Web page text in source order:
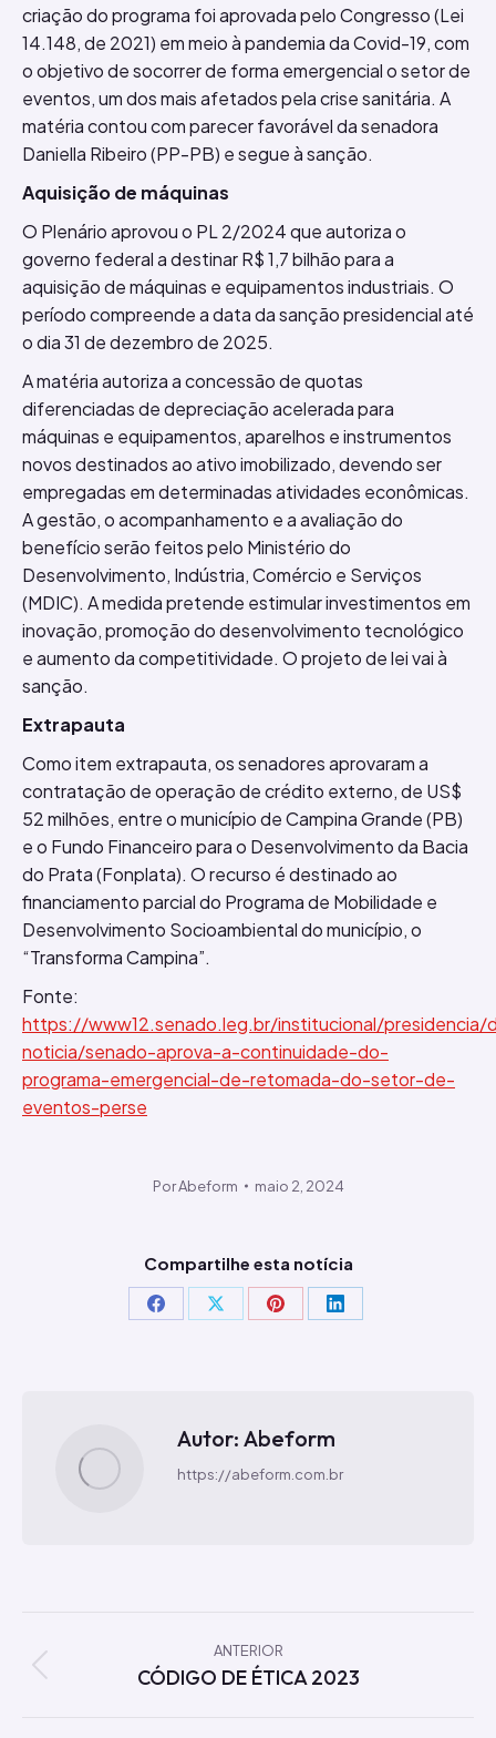
criação do programa foi aprovada pelo Congresso (Lei
14.148, de 2021) em meio à pandemia da Covid-19, com
o objetivo de socorrer de forma emergencial o setor de
eventos, um dos mais afetados pela crise sanitária. A
matéria contou com parecer favorável da senadora
Daniella Ribeiro (PP-PB) e segue à sanção.
Aquisição de máquinas
O Plenário aprovou o PL 2/2024 que autoriza o
governo federal a destinar R$ 1,7 bilhão para a
aquisição de máquinas e equipamentos industriais. O
período compreende a data da sanção presidencial até
o dia 31 de dezembro de 2025.
A matéria autoriza a concessão de quotas
diferenciadas de depreciação acelerada para
máquinas e equipamentos, aparelhos e instrumentos
novos destinados ao ativo imobilizado, devendo ser
empregadas em determinadas atividades econômicas.
A gestão, o acompanhamento e a avaliação do
benefício serão feitos pelo Ministério do
Desenvolvimento, Indústria, Comércio e Serviços
(MDIC). A medida pretende estimular investimentos em
inovação, promoção do desenvolvimento tecnológico
e aumento da competitividade. O projeto de lei vai à
sanção.
Extrapauta
Como item extrapauta, os senadores aprovaram a
contratação de operação de crédito externo, de US$
52 milhões, entre o município de Campina Grande (PB)
e o Fundo Financeiro para o Desenvolvimento da Bacia
do Prata (Fonplata). O recurso é destinado ao
financiamento parcial do Programa de Mobilidade e
Desenvolvimento Socioambiental do município, o
“Transforma Campina”.
Fonte:
https://www12.senado.leg.br/institucional/presidencia/
noticia/senado-aprova-a-continuidade-do-
programa-emergencial-de-retomada-do-setor-de-
eventos-perse
PorAbeform maio 2, 2024
Compartilhe esta notícia
CompartilharCompartilharCompartilharCompartilhar
Autor: Abeform
https://abeform.com.br
de
post:
ANTERIOR
Post
CÓDIGO DE ÉTICA 2023